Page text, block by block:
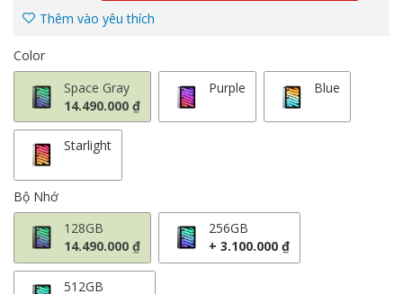
Thêm vào yêu thích
Color
Space Gray
14.490.000 ₫
Purple Blue
Starlight
Bộ Nhớ
128GB
14.490.000 ₫
256GB
+ 3.100.000 ₫
512GB